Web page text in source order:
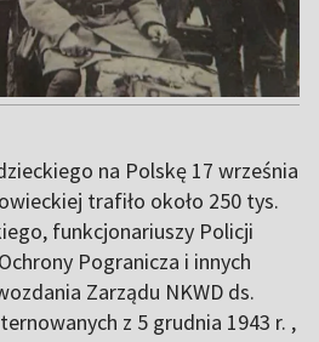
na Polskę 17 września
trafiło około 250 tys.
funkcjonariuszy Policji
Pogranicza i innych
Zarządu NKWD ds.
z 5 grudnia 1943 r. ,